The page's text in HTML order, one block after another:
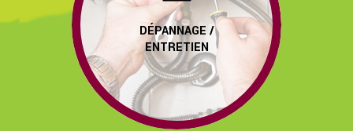
DÉPANNAGE /
ENTRETIEN